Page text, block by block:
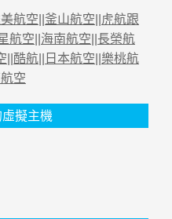
航空 釜山航空
虎航跟
航空 海南航空 長榮航
酷航 日本航空 樂桃航
空
擬主機